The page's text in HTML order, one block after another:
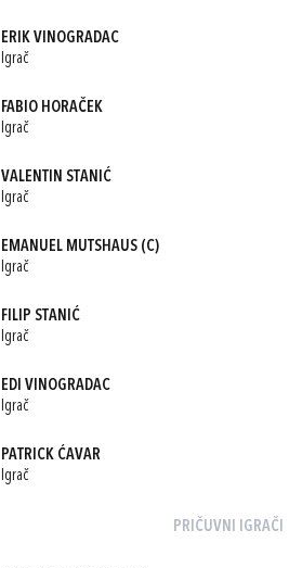
ERIK VINOGRADAC
Igrač
FABIO HORAČEK
Igrač
VALENTIN STANIĆ
Igrač
EMANUEL MUTSHAUS (C)
Igrač
FILIP STANIĆ
Igrač
EDI VINOGRADAC
Igrač
PATRICK ĆAVAR
Igrač
PRIČUVNI IGRAČI